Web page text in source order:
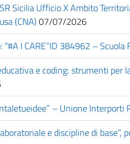
Sicilia Ufficio X Ambito
(CNA)07/07/2026
I CARE”ID 384962 – Scuola
e coding: strumenti
– Unione Interporti
e discipline di